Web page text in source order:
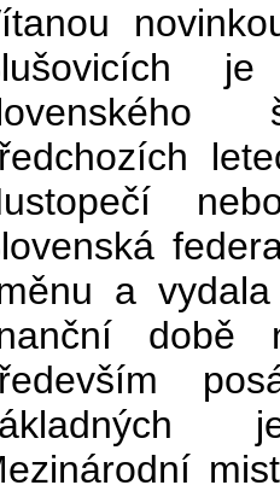
a
době